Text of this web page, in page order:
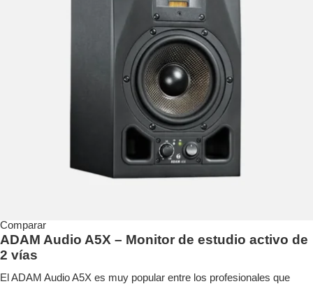
Comparar
ADAM Audio A5X – Monitor de estudio activo de
2 vías
El ADAM Audio A5X es muy popular entre los profesionales que